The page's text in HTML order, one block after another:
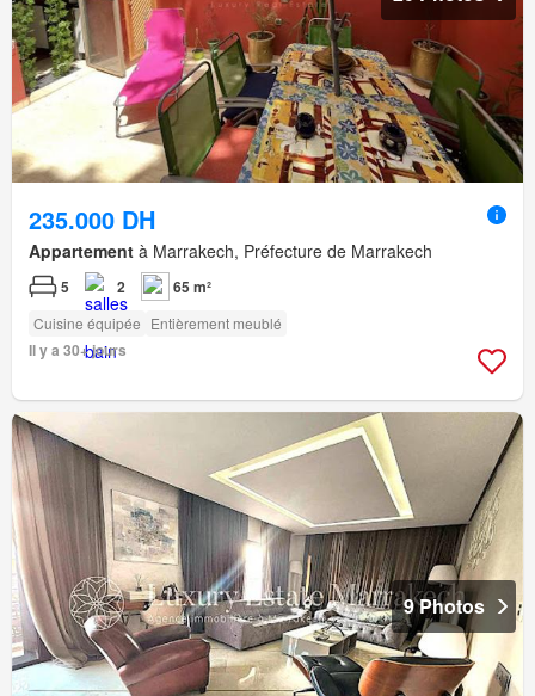
235.000 DH
Appartement à Marrakech, Préfecture de Marrakech
5 2 65 m²
Cuisine équipée Entièrement meublé
Il y a 30+ jours
9 Photos